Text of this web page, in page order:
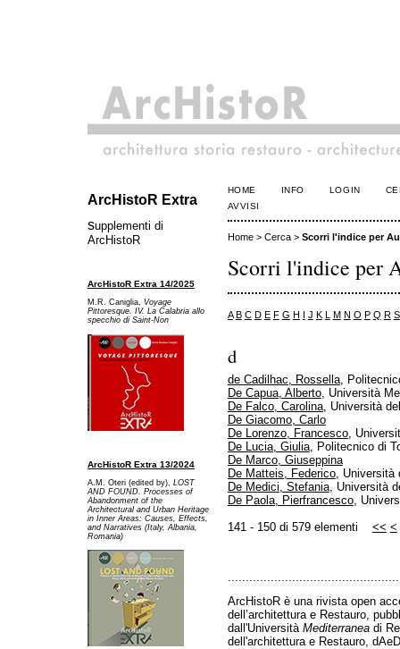
ArcHistoR Extra
supplementi di
ArcHistoR
ArcHistoR Extra 14/2025
M.R. Caniglia, Voyage
Pittoresque. IV. La Calabria allo
specchio di Saint-Non
ArcHistoR Extra 13/2024
A.M. Oteri (edited by), LOST
AND FOUND. Processes of
Abandonment of the
Architectural and Urban Heritage
in Inner Areas: Causes, Effects,
and Narratives (Italy, Albania,
Romania)
HOME INFO LOGIN
AVVISI
Home> Cerca> Scorri l'indice per
Scorri l'indice per
A B C D E F G H I J K L M N O P Q R S
d
de Cadilhac, Rossella,
De Capua, Alberto, Università
De Falco, Carolina, Università
De Giacomo, Carlo
De Lorenzo, Francesco,
De Lucia, Giulia, Politecnico di
De Marco, Giuseppina
De Matteis, Federico, Università
De Medici, Stefania, Università
De Paola, Pierfrancesco,
141 - 150 di 579 elementi << <
ArcHistoR è una rivista open
dell’architettura e Restauro,
dall'Università Mediterraneadi
dell'architettura e Restauro,